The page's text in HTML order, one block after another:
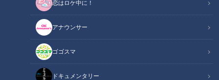
恋はロケ中に！
アナウンサー
ゴゴスマ
ドキュメンタリー記事に戻る